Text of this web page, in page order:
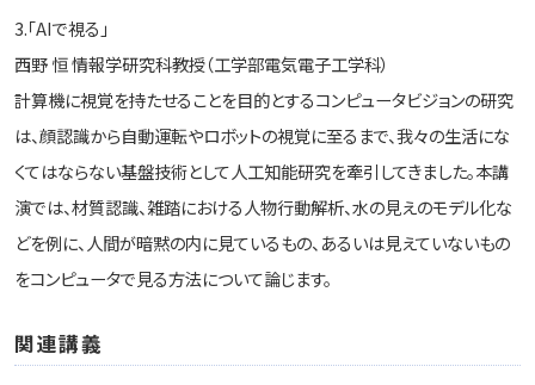
3.「AIで視る」
西野 恒 情報学研究科教授（工学部電気電子工学科）
計算機に視覚を持たせることを目的とするコンピュータビジョンの研究
は、顔認識から自動運転やロボットの視覚に至るまで、我々の生活にな
くてはならない基盤技術として人工知能研究を牽引してきました。本講
演では、材質認識、雑踏における人物行動解析、水の見えのモデル化な
どを例に、人間が暗黙の内に見ているもの、あるいは見えていないもの
をコンピュータで見る方法について論じます。
関連講義